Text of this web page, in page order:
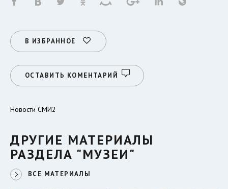
В ИЗБРАННОЕ
ОСТАВИТЬ КОМЕНТАРИЙ
Новости СМИ2
ДРУГИЕ МАТЕРИАЛЫ
РАЗДЕЛА "МУЗЕИ"
ВСЕ МАТЕРИАЛЫ